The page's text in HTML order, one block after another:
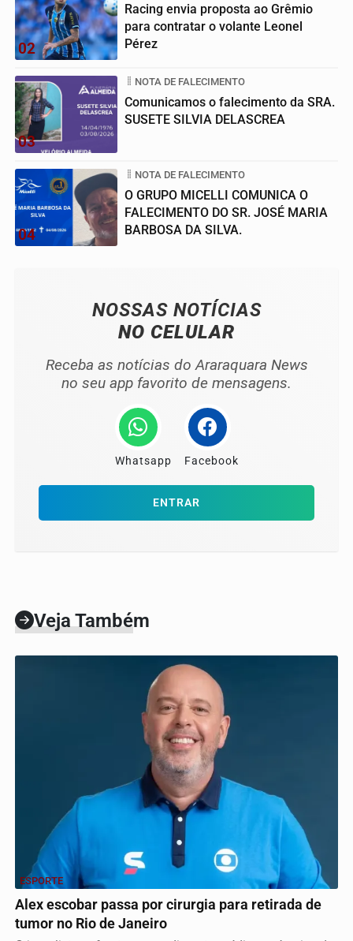
02
Racing envia proposta ao Grêmio
para contratar o volante Leonel
Pérez
03
NOTA DE FALECIMENTO
Comunicamos o falecimento da SRA.
SUSETE SILVIA DELASCREA
04
NOTA DE FALECIMENTO
O GRUPO MICELLI COMUNICA O
FALECIMENTO DO SR. JOSÉ MARIA
BARBOSA DA SILVA.
NOSSAS NOTÍCIAS
NO CELULAR
Receba as notícias do Araraquara News
no seu app favorito de mensagens.
Whatsapp Facebook
ENTRAR
Veja Também
ESPORTE
Alex escobar passa por cirurgia para retirada de
tumor no Rio de Janeiro